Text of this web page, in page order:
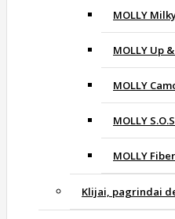
MOLLY
MOLLY Up
MOLLY
MOLLY
MOLLY Fiber
Klijai, pagrindai